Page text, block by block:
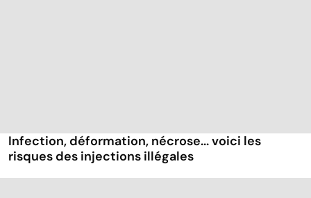
Infection, déformation, nécrose... voici les
risques des injections illégales